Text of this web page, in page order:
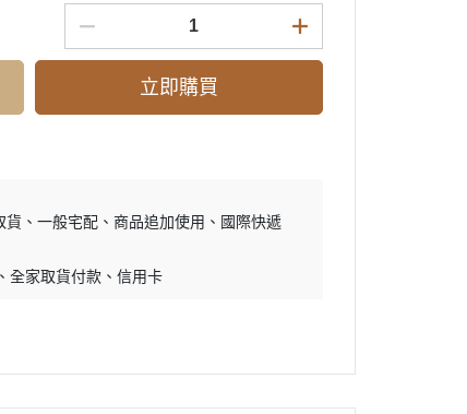
立即購買
貨 一般宅配 商品追加使用
國際快遞
全家取貨付款 信用卡